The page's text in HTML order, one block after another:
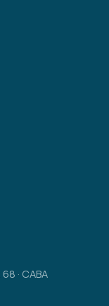
· CABA